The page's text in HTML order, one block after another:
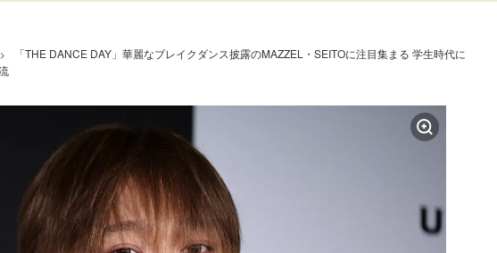
>
「THE DANCE DAY」華麗なブレイクダンス披露のMAZZEL・SEITOに注目集まる 学生時代に